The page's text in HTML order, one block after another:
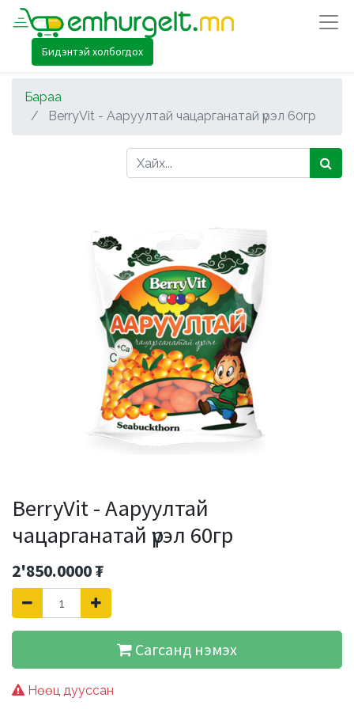
Бидэнтэй холбогдох
Бараа
BerryVit - Ааруултай чацарганатай үрэл 60гр
BerryVit - Ааруултай
чацарганатай үрэл 60гр
2'850.0000₮
Сагсанд нэмэх
Нөөц дууссан